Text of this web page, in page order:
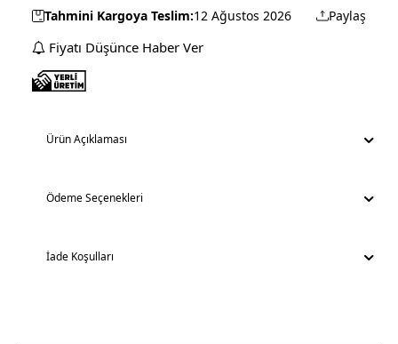
Tahmini Kargoya Teslim:12 Ağustos 2026 Paylaş
Fiyatı Düşünce Haber Ver
Ürün Açıklaması
Ödeme Seçenekleri
İade Koşulları